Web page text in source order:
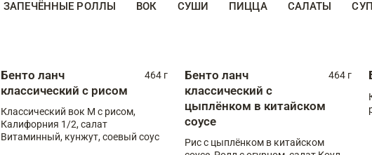
ЗАПЕЧЁННЫЕ РОЛЛЫ ВОК СУШИ ПИЦЦА САЛАТЫ
Бенто ланч
классический с рисом
464 г
Классический вок М с рисом,
Калифорния 1/2, салат
Витаминный, кунжут, соевый соус
Бенто ланч
классический с
цыплёнком в китайском
соусе
464 г
Рис с цыплёнком в китайском